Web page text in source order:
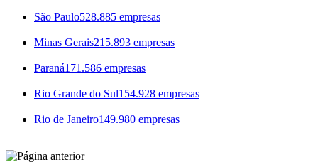
São Paulo528.885 empresas
Minas Gerais215.893 empresas
Paraná171.586 empresas
Rio Grande do Sul154.928 empresas
Rio de Janeiro149.980 empresas